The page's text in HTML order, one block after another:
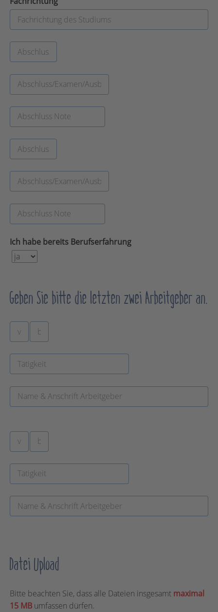
Ich habe bereits Berufserfahrung
Geben Sie bitte die letzten zwei Arbeitgeber an.
Datei Upload
Bitte beachten Sie, dass alle Dateien insgesamt maximal
15 MB umfassen dürfen.